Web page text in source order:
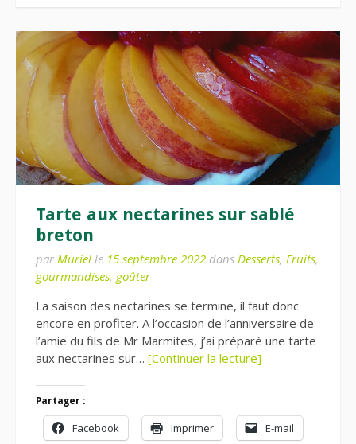
Tarte aux nectarines sur sablé
breton
par Muriel le 15 septembre 2022 dans Desserts, Fruits,
gourmandises, goûter
La saison des nectarines se termine, il faut donc
encore en profiter. A l’occasion de l’anniversaire de
l’amie du fils de Mr Marmites, j’ai préparé une tarte
aux nectarines sur… [Continuer la lecture]
Partager :
Facebook Imprimer E-mail